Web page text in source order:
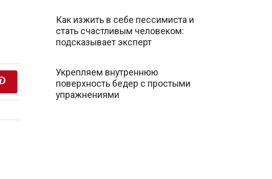
Как изжить в себе пессимиста и
стать счастливым человеком:
подсказывает эксперт
Укрепляем внутреннюю
поверхность бедер с простыми
упражнениями